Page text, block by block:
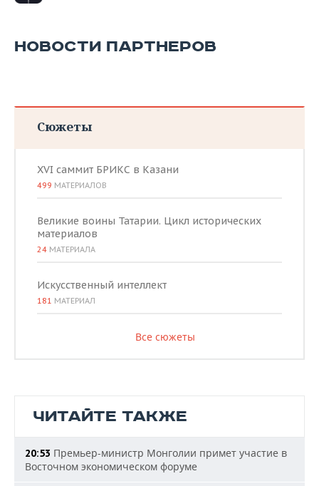
НОВОСТИ ПАРТНЕРОВ
Сюжеты
XVI саммит БРИКС в Казани
499 МАТЕРИАЛОВ
Великие воины Татарии. Цикл исторических
материалов
24 МАТЕРИАЛА
Искусственный интеллект
181 МАТЕРИАЛ
Все сюжеты
ЧИТАЙТЕ ТАКЖЕ
20:53 Премьер-министр Монголии примет участие в
Восточном экономическом форуме